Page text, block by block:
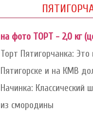
на фото ТОРТ - 2,0 кг
Торт Пятигорчанка:
Пятигорске и на КМВ
Начинка:
из смородины